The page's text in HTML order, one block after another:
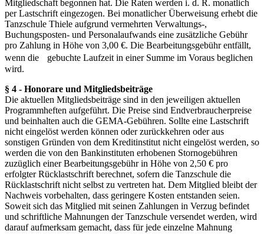
Mitgliedschaft begonnen hat. Die Raten werden i. d. R. monatlich
per Lastschrift eingezogen. Bei monatlicher Überweisung erhebt die
Tanzschule Thiele aufgrund vermehrten Verwaltungs-,
Buchungsposten- und Personalaufwands eine zusätzliche Gebühr
pro Zahlung in Höhe von 3,00 €. Die Bearbeitungsgebühr entfällt,
wenn die gebuchte Laufzeit in einer Summe im Voraus beglichen
wird.
§ 4 - Honorare und Mitgliedsbeiträge
Die aktuellen Mitgliedsbeiträge sind in den jeweiligen aktuellen
Programmheften aufgeführt. Die Preise sind Endverbraucherpreise
und beinhalten auch die GEMA-Gebühren. Sollte eine Lastschrift
nicht eingelöst werden können oder zurückkehren oder aus
sonstigen Gründen von dem Kreditinstitut nicht eingelöst werden, so
werden die von den Bankinstituten erhobenen Stornogebühren
zuzüglich einer Bearbeitungsgebühr in Höhe von 2,50 € pro
erfolgter Rücklastschrift berechnet, sofern die Tanzschule die
Rücklastschrift nicht selbst zu vertreten hat. Dem Mitglied bleibt der
Nachweis vorbehalten, dass geringere Kosten entstanden seien.
Soweit sich das Mitglied mit seinen Zahlungen in Verzug befindet
und schriftliche Mahnungen der Tanzschule versendet werden, wird
darauf aufmerksam gemacht, dass für jede einzelne Mahnung